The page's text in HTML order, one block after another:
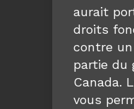
aurait
droits
contre
partie du
Canada.
vous